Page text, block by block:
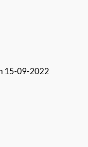
15-09-2022